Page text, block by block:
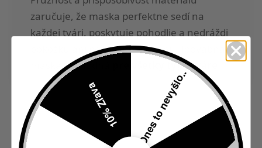
zaručuje, že maska perfektne sedí na
každej tvári, poskytuje pohodlie a nedráždi
pokožku ani po dlhšom nosení. Hodvábna
maska je vhodná
pre všetky typy tváre
Dnes to nevyšlo..
10% Zľava